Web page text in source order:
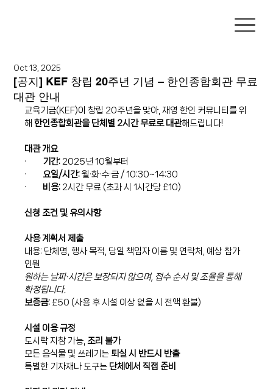
[공지] KEF 창립 20주년 기념 – 한인종합회관 무료
대관 안내
Oct 13, 2025
교육기금(KEF)이 창립 20주년을 맞아, 재영 한인 커뮤니티를 위
해 한인종합회관을 단체별 2시간 무료로 대관해드립니다!
대관 개요
· 기간: 2025년 10월부터
· 요일/시간: 월·화·수·금 / 10:30~14:30
· 비용: 2시간 무료 (초과 시 1시간당 £10)
신청 조건 및 유의사항
사용 계획서 제출
내용: 단체명, 행사 목적, 당일 책임자 이름 및 연락처, 예상 참가
인원
원하는 날짜·시간은 보장되지 않으며, 접수 순서 및 조율을 통해
확정됩니다.
보증금: £50 (사용 후 시설 이상 없을 시 전액 환불)
시설 이용 규정
도시락 지참 가능, 조리 불가
모든 음식물 및 쓰레기는 퇴실 시 반드시 반출
특별한 기자재나 도구는 단체에서 직접 준비